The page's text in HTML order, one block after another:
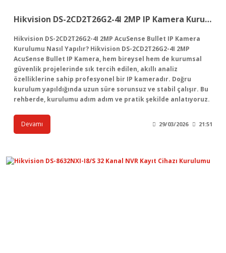
Hikvision DS-2CD2T26G2-4I 2MP IP Kamera Kurulumu Nasıl Yapılır?
Hikvision DS-2CD2T26G2-4I 2MP AcuSense Bullet IP Kamera
Kurulumu Nasıl Yapılır? Hikvision DS-2CD2T26G2-4I 2MP
AcuSense Bullet IP Kamera, hem bireysel hem de kurumsal
güvenlik projelerinde sık tercih edilen, akıllı analiz
özelliklerine sahip profesyonel bir IP kameradır. Doğru
kurulum yapıldığında uzun süre sorunsuz ve stabil çalışır. Bu
rehberde, kurulumu adım adım ve pratik şekilde anlatıyoruz.
Devamı 29/03/2026 21:51